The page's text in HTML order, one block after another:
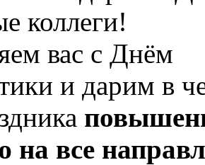
коллеги!
вас с Днём
и дарим в
на все